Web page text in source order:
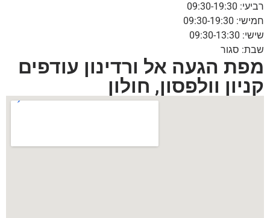
רביעי: 09:30-19:30
חמישי: 09:30-19:30
שישי: 09:30-13:30
שבת: סגור
מפת הגעה אל ורדינון עודפים
קניון וולפסון, חולון